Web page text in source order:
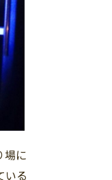
場に
いる